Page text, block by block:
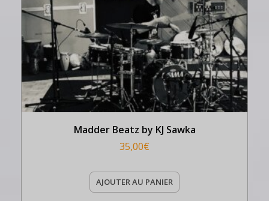
Madder Beatz by KJ Sawka
35,00€
AJOUTER AU PANIER